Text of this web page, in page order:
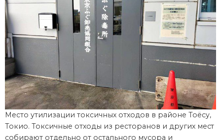
Место утилизации токсичных отходов в районе Тоёсу,
Токио. Токсичные отходы из ресторанов и других мест
собирают отдельно от остального мусора и